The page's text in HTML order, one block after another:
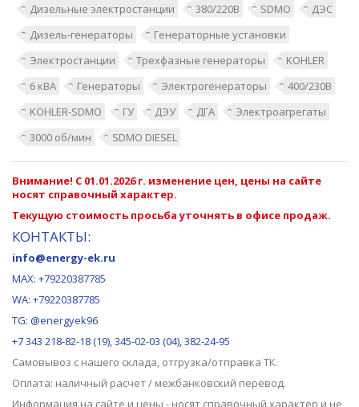
Дизельные электростанции
380/220В SDMO
ДЭС
Дизель-генераторы
Генераторные установки
Электростанции
Трехфазные генераторы
KOHLER
6 кВА
Генераторы Электрогенераторы
400/230В
KOHLER-SDMO
ГУ ДЭУ ДГА
Электроагрегаты
3000 об/мин
SDMO DIESEL
Внимание! С 01.01.2026 г. изменение цен, цены на сайте
носят справочный характер.
Текущую стоимость просьба уточнять в офисе продаж.
КОНТАКТЫ:
info@energy-ek.ru
MAX: +79220387785
WA: +79220387785
TG: @energyek96
+7 343 218-82-18 (19), 345-02-03 (04), 382-24-95
Самовывоз с нашего склада, отгрузка/отправка ТК.
Оплата: наличный расчет / межбанковский перевод.
Информация на сайте и цены - носят справочный характер и не